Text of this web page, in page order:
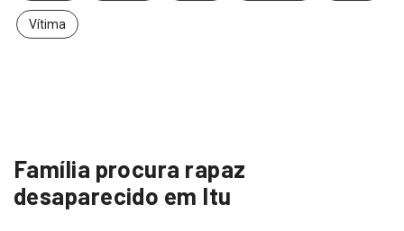
Vítima
Família procura rapaz
desaparecido em Itu